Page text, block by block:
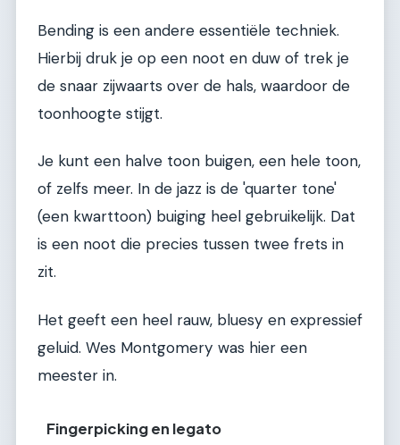
Bending is een andere essentiële techniek.
Hierbij druk je op een noot en duw of trek je
de snaar zijwaarts over de hals, waardoor de
toonhoogte stijgt.
Je kunt een halve toon buigen, een hele toon,
of zelfs meer. In de jazz is de 'quarter tone'
(een kwarttoon) buiging heel gebruikelijk. Dat
is een noot die precies tussen twee frets in
zit.
Het geeft een heel rauw, bluesy en expressief
geluid. Wes Montgomery was hier een
meester in.
Fingerpicking en legato